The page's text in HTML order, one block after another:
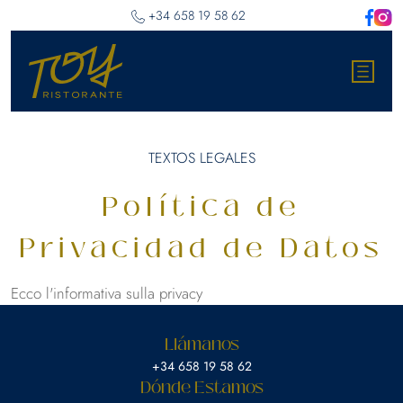
‎+34 658 19 58 62
TEXTOS LEGALES
Política de
Privacidad de Datos
Ecco l'informativa sulla privacy
Llámanos
‎+34 658 19 58 62
Dónde Estamos